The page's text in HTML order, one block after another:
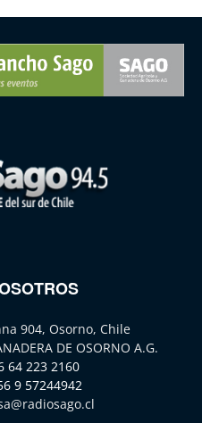
904, Osorno, Chile
DE OSORNO A.G.
64 223 2160
9 57244942